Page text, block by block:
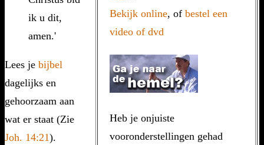
Bekijk online, of bestel een
video of dvd
Heb je onjuiste
vooronderstellingen gehad
ik u dit,
amen.'
Lees je bijbel
dagelijks en
gehoorzaam aan
wat er staat (Zie
Joh. 14:21).